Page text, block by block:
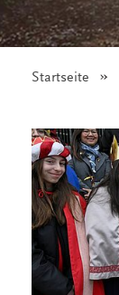
Startseite